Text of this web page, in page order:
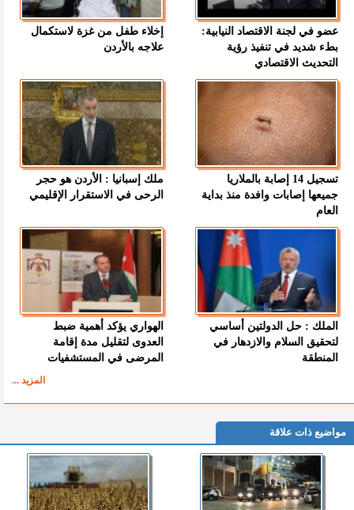
عضو في لجنة الاقتصاد النيابية:
بطء شديد في تنفيذ رؤية
التحديث الاقتصادي
إخلاء طفل من غزة لاستكمال
علاجه بالأردن
تسجيل 14 إصابة بالملاريا
جميعها إصابات وافدة منذ بداية
العام
ملك إسبانيا : الأردن هو حجر
الرحى في الاستقرار الإقليمي
الملك : حل الدولتين أساسي
لتحقيق السلام والازدهار في
المنطقة
الهواري يؤكد أهمية ضبط
العدوى لتقليل مدة إقامة
المرضى في المستشفيات
المزيد ...
مواضيع ذات علاقة